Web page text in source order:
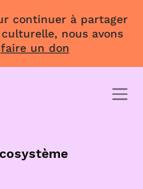
continuer à partager
nous avons
faire un don